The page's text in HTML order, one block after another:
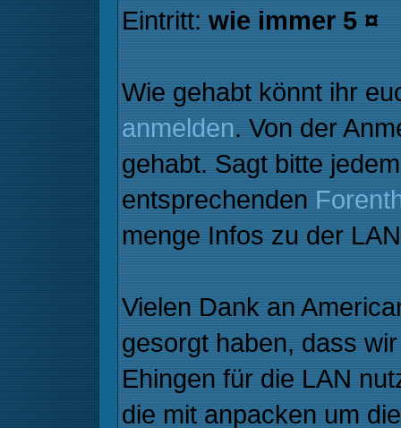
Eintritt: wie immer 5 ¤
Wie gehabt könnt ihr
anmelden. Von der
gehabt. Sagt bitte
entsprechenden
menge Infos zu der
Vielen Dank an
gesorgt haben, dass
Ehingen für die LAN
die mit anpacken um